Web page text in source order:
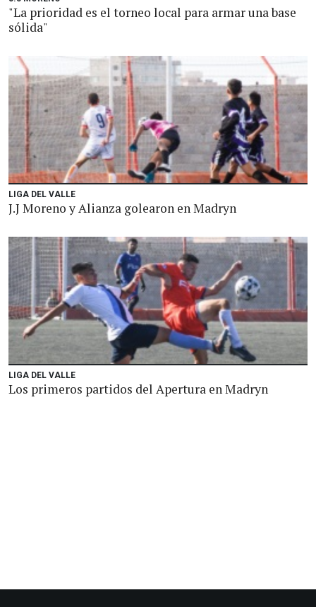
"La prioridad es el torneo local para armar una base
sólida"
LIGA DEL VALLE
J.J Moreno y Alianza golearon en Madryn
LIGA DEL VALLE
Los primeros partidos del Apertura en Madryn